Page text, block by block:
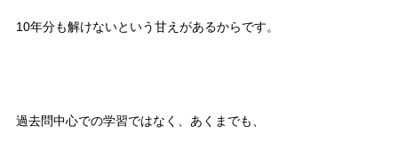
10年分も解けないという甘えがあるからです。
過去問中心での学習ではなく、あくまでも、